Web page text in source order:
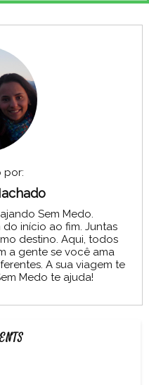
por:
Sem Medo.
início ao fim. Juntas
destino. Aqui, todos
a gente se você ama
A sua viagem te
Medo te ajuda!